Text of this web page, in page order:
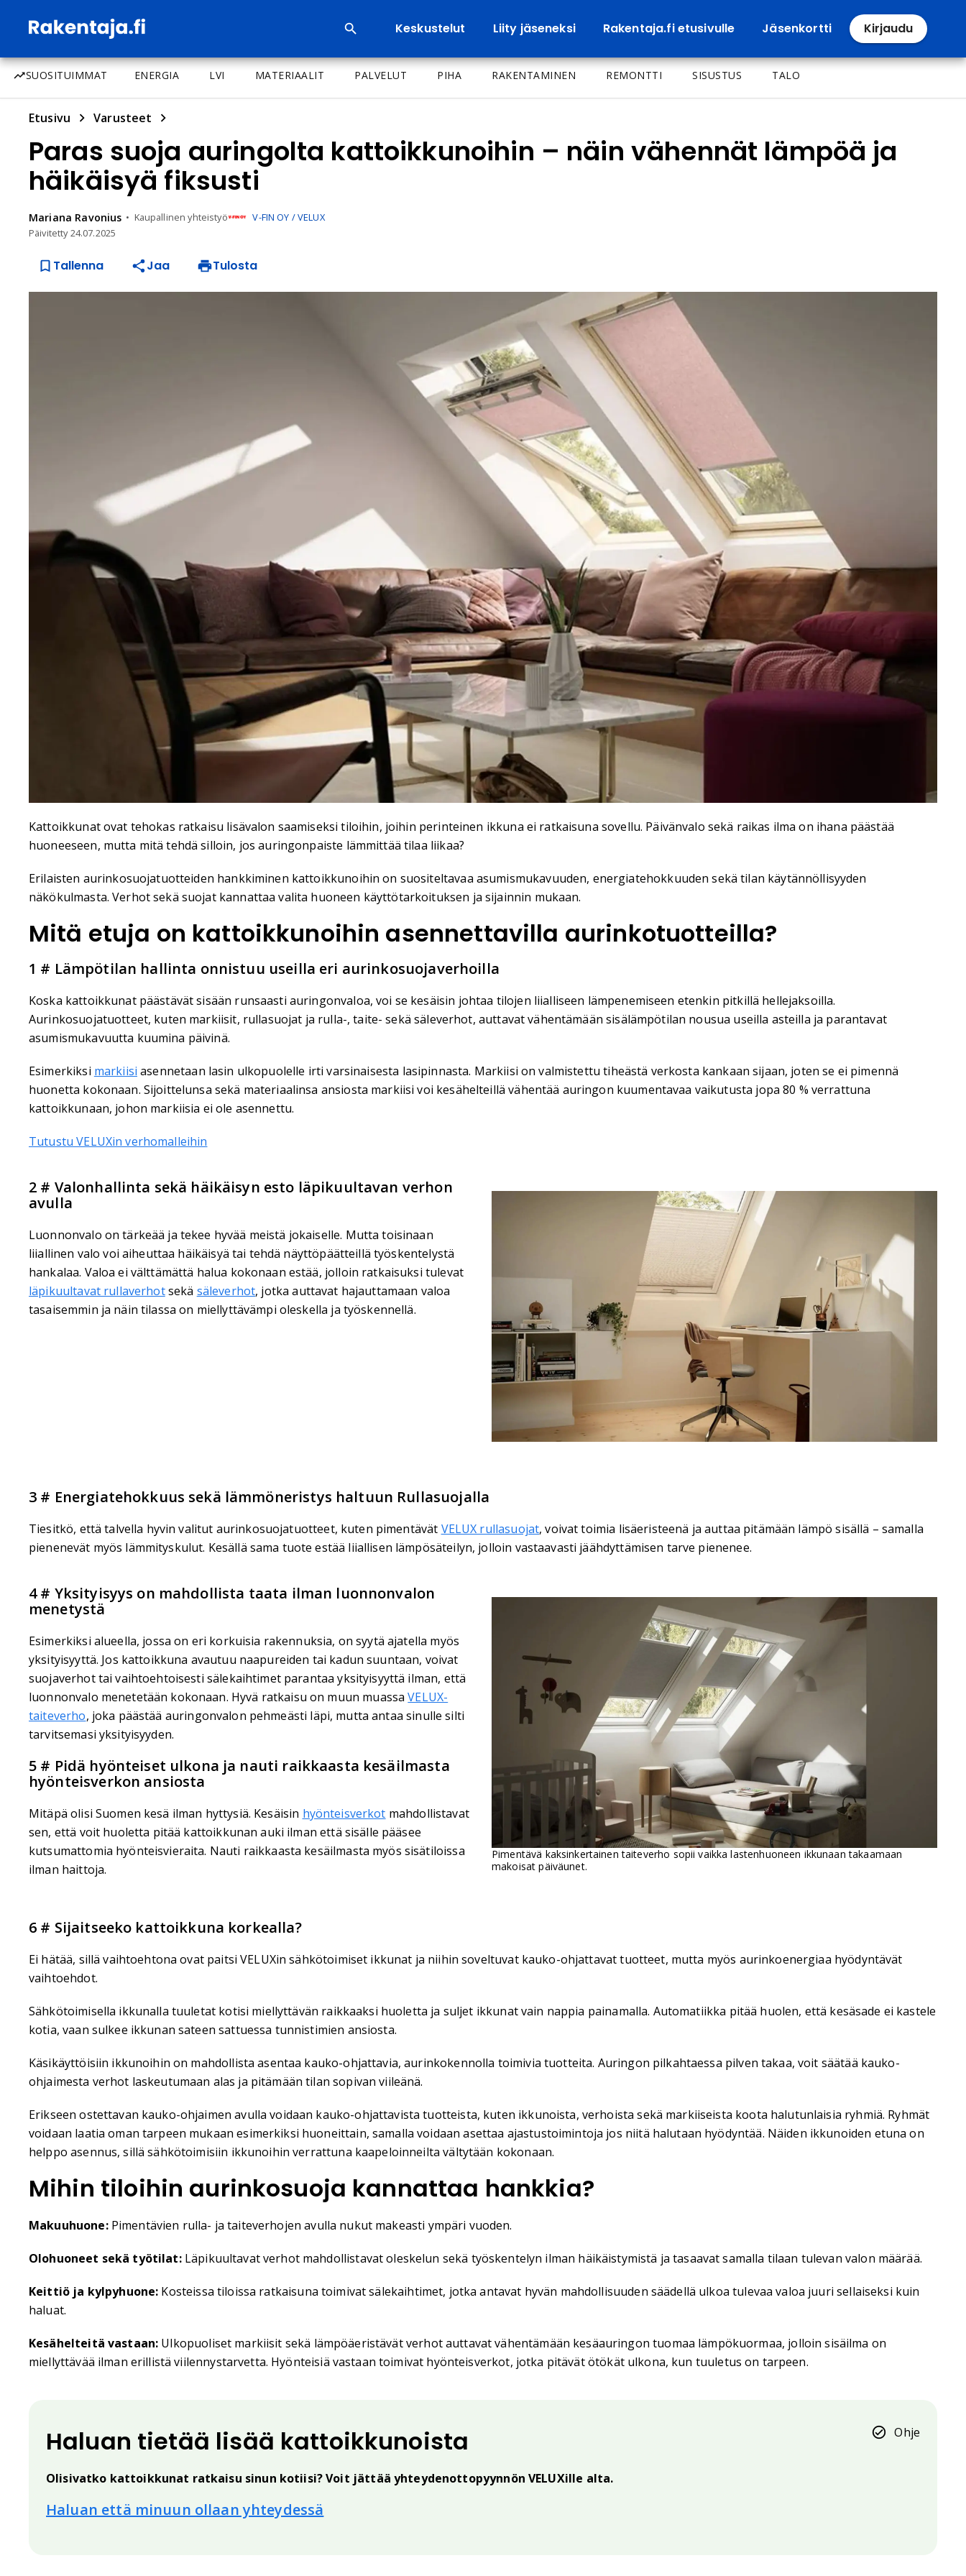
Keskustelut Liity jäseneksi Rakentaja.fi etusivulle Jäsenkortti Kirjaudu
SUOSITUIMMAT ENERGIA LVI MATERIAALIT PALVELUT PIHA RAKENTAMINEN REMONTTI SISUSTUS TALO
Etusivu Varusteet
Paras suoja auringolta kattoikkunoihin – näin vähennät lämpöä ja
häikäisyä fiksusti
Mariana Ravonius Kaupallinen yhteistyö
V-FIN OY / VELUX
Päivitetty24.07.2025
Tallenna Jaa Tulosta
Kattoikkunat ovat tehokas ratkaisu lisävalon saamiseksi tiloihin, joihin perinteinen ikkuna ei ratkaisuna sovellu. Päivänvalo sekä raikas ilma on ihana päästää
huoneeseen, mutta mitä tehdä silloin, jos auringonpaiste lämmittää tilaa liikaa?
Erilaisten aurinkosuojatuotteiden hankkiminen kattoikkunoihin on suositeltavaa asumismukavuuden, energiatehokkuuden sekä tilan käytännöllisyyden
näkökulmasta. Verhot sekä suojat kannattaa valita huoneen käyttötarkoituksen ja sijainnin mukaan.
Mitä etuja on kattoikkunoihin asennettavilla aurinkotuotteilla?
1 # Lämpötilan hallinta onnistuu useilla eri aurinkosuojaverhoilla
Koska kattoikkunat päästävät sisään runsaasti auringonvaloa, voi se kesäisin johtaa tilojen liialliseen lämpenemiseen etenkin pitkillä hellejaksoilla.
Aurinkosuojatuotteet, kuten markiisit, rullasuojat ja rulla-, taite- sekä säleverhot, auttavat vähentämään sisälämpötilan nousua useilla asteilla ja parantavat
asumismukavuutta kuumina päivinä.
Esimerkiksi markiisi asennetaan lasin ulkopuolelle irti varsinaisesta lasipinnasta. Markiisi on valmistettu tiheästä verkosta kankaan sijaan, joten se ei pimennä
huonetta kokonaan. Sijoittelunsa sekä materiaalinsa ansiosta markiisi voi kesähelteillä vähentää auringon kuumentavaa vaikutusta jopa 80 % verrattuna
kattoikkunaan, johon markiisia ei ole asennettu.
Tutustu VELUXin verhomalleihin
2 # Valonhallinta sekä häikäisyn esto läpikuultavan verhon
avulla
Luonnonvalo on tärkeää ja tekee hyvää meistä jokaiselle. Mutta toisinaan
liiallinen valo voi aiheuttaa häikäisyä tai tehdä näyttöpäätteillä työskentelystä
hankalaa. Valoa ei välttämättä halua kokonaan estää, jolloin ratkaisuksi tulevat
läpikuultavat rullaverhotsekä säleverhot, jotka auttavat hajauttamaan valoa
tasaisemmin ja näin tilassa on miellyttävämpi oleskella ja työskennellä.
3 # Energiatehokkuus sekä lämmöneristys haltuun Rullasuojalla
Tiesitkö, että talvella hyvin valitut aurinkosuojatuotteet, kuten pimentävät VELUX rullasuojat, voivat toimia lisäeristeenä ja auttaa pitämään lämpö sisällä – samalla
pienenevät myös lämmityskulut. Kesällä sama tuote estää liiallisen lämpösäteilyn, jolloin vastaavasti jäähdyttämisen tarve pienenee.
4 # Yksityisyys on mahdollista taata ilman luonnonvalon
menetystä
Esimerkiksi alueella, jossa on eri korkuisia rakennuksia, on syytä ajatella myös
yksityisyyttä. Jos kattoikkuna avautuu naapureiden tai kadun suuntaan, voivat
suojaverhot tai vaihtoehtoisesti sälekaihtimet parantaa yksityisyyttä ilman, että
luonnonvalo menetetään kokonaan. Hyvä ratkaisu on muun muassaVELUX-
taiteverho, joka päästää auringonvalon pehmeästi läpi, mutta antaa sinulle silti
tarvitsemasi yksityisyyden.
5 # Pidä hyönteiset ulkona ja nauti raikkaasta kesäilmasta
hyönteisverkon ansiosta
Mitäpä olisi Suomen kesä ilman hyttysiä. Kesäisin hyönteisverkot mahdollistavat
sen, että voit huoletta pitää kattoikkunan auki ilman että sisälle pääsee
kutsumattomia hyönteisvieraita. Nauti raikkaasta kesäilmasta myös sisätiloissa
ilman haittoja.
Pimentävä kaksinkertainen taiteverho sopii vaikka lastenhuoneen ikkunaan takaamaan
makoisat päiväunet.
6 # Sijaitseeko kattoikkuna korkealla?
Ei hätää, sillä vaihtoehtona ovat paitsi VELUXin sähkötoimiset ikkunat ja niihin soveltuvat kauko-ohjattavat tuotteet, mutta myös aurinkoenergiaa hyödyntävät
vaihtoehdot.
Sähkötoimisella ikkunalla tuuletat kotisi miellyttävän raikkaaksi huoletta ja suljet ikkunat vain nappia painamalla. Automatiikka pitää huolen, että kesäsade ei kastele
kotia, vaan sulkee ikkunan sateen sattuessa tunnistimien ansiosta.
Käsikäyttöisiin ikkunoihin on mahdollista asentaa kauko-ohjattavia, aurinkokennolla toimivia tuotteita. Auringon pilkahtaessa pilven takaa, voit säätää kauko-
ohjaimesta verhot laskeutumaan alas ja pitämään tilan sopivan viileänä.
Erikseen ostettavan kauko-ohjaimen avulla voidaan kauko-ohjattavista tuotteista, kuten ikkunoista, verhoista sekä markiiseista koota halutunlaisia ryhmiä. Ryhmät
voidaan laatia oman tarpeen mukaan esimerkiksi huoneittain, samalla voidaan asettaa ajastustoimintoja jos niitä halutaan hyödyntää. Näiden ikkunoiden etuna on
helppo asennus, sillä sähkötoimisiin ikkunoihin verrattuna kaapeloinneilta vältytään kokonaan.
Mihin tiloihin aurinkosuoja kannattaa hankkia?
Makuuhuone:Pimentävien rulla- ja taiteverhojen avulla nukut makeasti ympäri vuoden.
Olohuoneet sekä työtilat:Läpikuultavat verhot mahdollistavat oleskelun sekä työskentelyn ilman häikäistymistä ja tasaavat samalla tilaan tulevan valon määrää.
Keittiö ja kylpyhuone: Kosteissa tiloissa ratkaisuna toimivat sälekaihtimet, jotka antavat hyvän mahdollisuuden säädellä ulkoa tulevaa valoa juuri sellaiseksi kuin
haluat.
Kesähelteitä vastaan: Ulkopuoliset markiisit sekä lämpöäeristävät verhot auttavat vähentämään kesäauringon tuomaa lämpökuormaa, jolloin sisäilma on
miellyttävää ilman erillistä viilennystarvetta. Hyönteisiä vastaan toimivat hyönteisverkot, jotka pitävät ötökät ulkona, kun tuuletus on tarpeen.
Ohje
Haluan tietää lisää kattoikkunoista
Olisivatko kattoikkunat ratkaisu sinun kotiisi? Voit jättää yhteydenottopyynnön VELUXille alta.
Haluan että minuun ollaan yhteydessä